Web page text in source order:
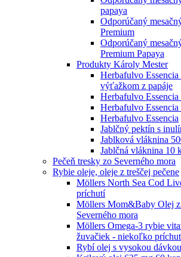
papaya
Odporúčaný
Premium
Odporúčaný
Premium Papaya
Produkty Károly Mester
Herbafulvo
výťažkom z papáje
Herbafulvo Essencia
Herbafulvo
Herbafulvo Essencia
Jablčný pektín s
Jablková vláknina
Jablčná vláknina 10
Pečeň tresky zo Severného mora
Rybie oleje, oleje z treščej pečene
Möllers North Sea Cod
príchutí
Möllers Mom&Baby Olej z
Severného mora
Möllers Omega-3 rybie
žuvačiek - niekoľko
Rybí olej s vysokou